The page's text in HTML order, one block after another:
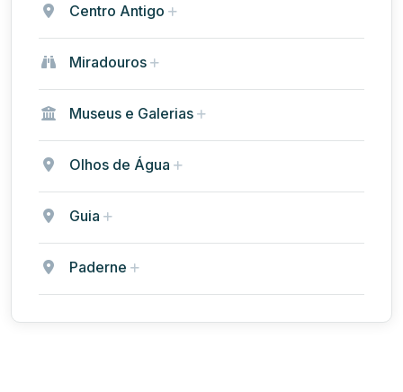
Centro Antigo
Miradouros
Museus e Galerias
Olhos de Água
Guia
Paderne